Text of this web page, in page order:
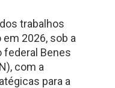
trabalhos
2026, sob a
federal Benes
com a
para a